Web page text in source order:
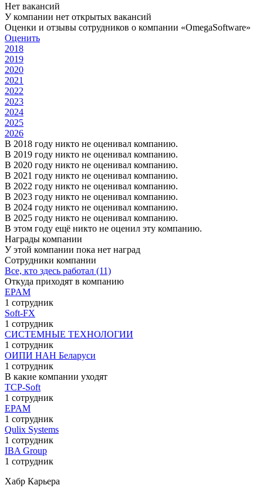
Нет вакансий
У компании нет открытых вакансий
Оценки и отзывы сотрудников о компании «OmegaSoftware»
Оценить
2018
2019
2020
2021
2022
2023
2024
2025
2026
В 2018 году никто не оценивал компанию.
В 2019 году никто не оценивал компанию.
В 2020 году никто не оценивал компанию.
В 2021 году никто не оценивал компанию.
В 2022 году никто не оценивал компанию.
В 2023 году никто не оценивал компанию.
В 2024 году никто не оценивал компанию.
В 2025 году никто не оценивал компанию.
В этом году ещё никто не оценил эту компанию.
Награды компании
У этой компании пока нет наград
Сотрудники компании
Все, кто здесь работал (11)
Откуда приходят в компанию
EPAM
1 сотрудник
Soft-FX
1 сотрудник
СИСТЕМНЫЕ ТЕХНОЛОГИИ
1 сотрудник
ОИПИ НАН Беларуси
1 сотрудник
В какие компании уходят
TCP-Soft
1 сотрудник
EPAM
1 сотрудник
Qulix Systems
1 сотрудник
IBA Group
1 сотрудник
Хабр Карьера